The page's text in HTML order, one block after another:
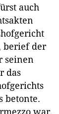
auch
berief der
seinen
das
betonte.
war,